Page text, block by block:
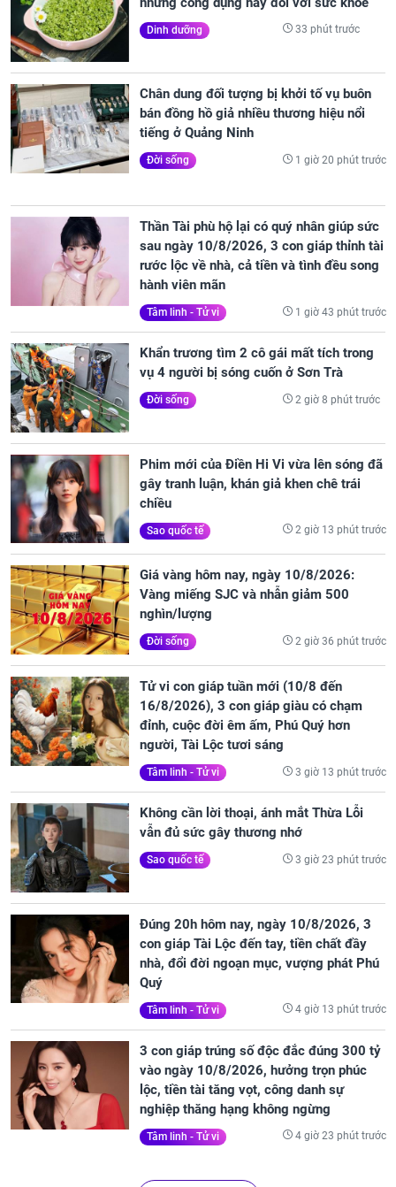
Dinh dưỡng 33 phút trước
Chân dung đối tượng bị khởi tố vụ buôn
bán đồng hồ giả nhiều thương hiệu nổi
tiếng ở Quảng Ninh
Đời sống 1 giờ 20 phút trước
Thần Tài phù hộ lại có quý nhân giúp sức
sau ngày 10/8/2026, 3 con giáp thỉnh tài
rước lộc về nhà, cả tiền và tình đều song
hành viên mãn
Tâm linh - Tử vi 1 giờ 43 phút trước
Khẩn trương tìm 2 cô gái mất tích trong
vụ 4 người bị sóng cuốn ở Sơn Trà
Đời sống 2 giờ 8 phút trước
Phim mới của Điền Hi Vi vừa lên sóng đã
gây tranh luận, khán giả khen chê trái
chiều
Sao quốc tế 2 giờ 13 phút trước
Giá vàng hôm nay, ngày 10/8/2026:
Vàng miếng SJC và nhẫn giảm 500
nghìn/lượng
Đời sống 2 giờ 36 phút trước
Tử vi con giáp tuần mới (10/8 đến
16/8/2026), 3 con giáp giàu có chạm
đỉnh, cuộc đời êm ấm, Phú Quý hơn
người, Tài Lộc tươi sáng
Tâm linh - Tử vi 3 giờ 13 phút trước
Không cần lời thoại, ánh mắt Thừa Lỗi
vẫn đủ sức gây thương nhớ
Sao quốc tế 3 giờ 23 phút trước
Đúng 20h hôm nay, ngày 10/8/2026, 3
con giáp Tài Lộc đến tay, tiền chất đầy
nhà, đổi đời ngoạn mục, vượng phát Phú
Quý
Tâm linh - Tử vi 4 giờ 13 phút trước
3 con giáp trúng số độc đắc đúng 300 tỷ
vào ngày 10/8/2026, hưởng trọn phúc
lộc, tiền tài tăng vọt, công danh sự
nghiệp thăng hạng không ngừng
Tâm linh - Tử vi 4 giờ 23 phút trước